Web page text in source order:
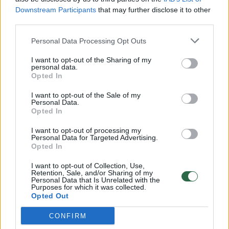
Downstream Participants that may further disclose it to other
Personal Data Processing Opt Outs
I want to opt-out of the Sharing of my
personal data.
Opted In
I want to opt-out of the Sale of my
Personal Data.
Opted In
I want to opt-out of processing my
Personal Data for Targeted Advertising.
Opted In
I want to opt-out of Collection, Use,
Retention, Sale, and/or Sharing of my
Personal Data that Is Unrelated with the
Purposes for which it was collected.
Opted Out
CONFIRM
32 laipsnių šilumos
Žinios | Orai
00:15:54
V. Zalužno pasisakymą laiko bandymu įsitvirtinti
Ukrainos politikoje: jis yra neteisus
Laidos Nauja diena
Sinoptikai atsakė, kokiais orais užbaigsime darbo
savaitę: karščiai atsitrauks
Žinios | Orai
Visi įrašai